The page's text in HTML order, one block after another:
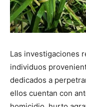
Las investigaciones
individuos
dedicados a
ellos cuentan con